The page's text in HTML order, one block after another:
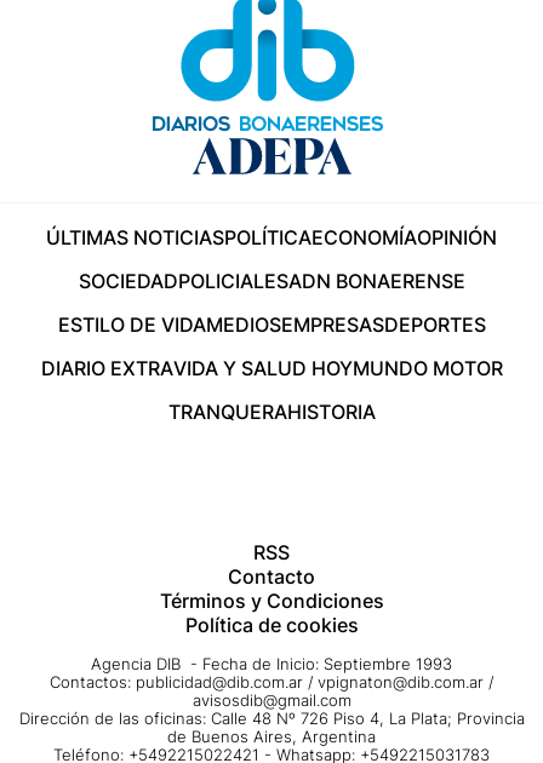
ÚLTIMAS NOTICIASPOLÍTICAECONOMÍAOPINIÓN
SOCIEDADPOLICIALESADN BONAERENSE
ESTILO DE VIDAMEDIOSEMPRESASDEPORTES
DIARIO EXTRAVIDA Y SALUD HOYMUNDO MOTOR
TRANQUERAHISTORIA
RSS
Contacto
Términos y Condiciones
Política de cookies
Agencia DIB - Fecha de Inicio: Septiembre 1993
Contactos: publicidad@dib.com.ar / vpignaton@dib.com.ar /
avisosdib@gmail.com
Dirección de las oficinas: Calle 48 Nº 726 Piso 4, La Plata; Provincia
de Buenos Aires, Argentina
Teléfono: +5492215022421 - Whatsapp: +5492215031783